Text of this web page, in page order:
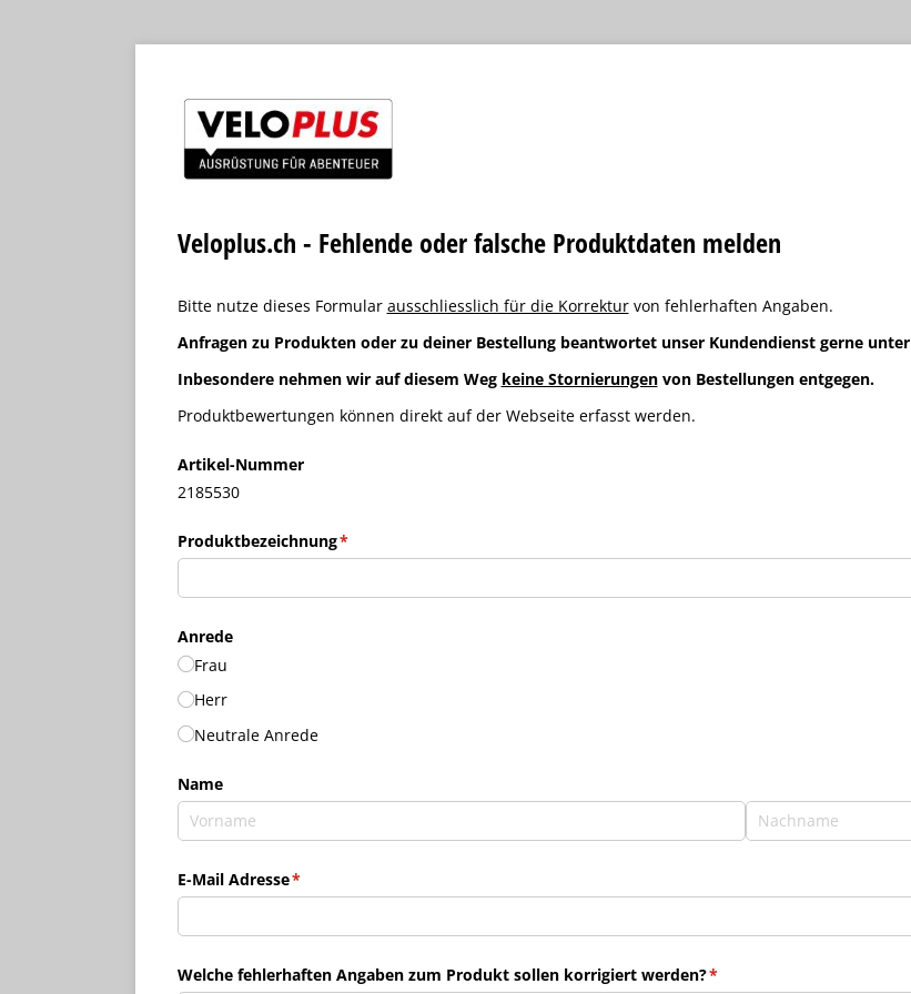
Veloplus.ch - Fehlende oder falsche Produktdaten melden
Bitte nutze dieses Formular ausschliesslich für die Korrekturvon fehlerhaften Angaben.
Anfragen zu Produkten oder zu deiner Bestellung beantwortet unser Kundendienst gerne unter
Inbesondere nehmen wir auf diesem Weg keine Stornierungenvon Bestellungen entgegen.
Produktbewertungen können direkt auf der Webseite erfasst werden.
Artikel-Nummer
2185530
Produktbezeichnung*
(erforderlich)
Anrede
Frau
Herr
Neutrale Anrede
Name
E-Mail Adresse*
(erforderlich)
Welche fehlerhaften Angaben zum Produkt sollen korrigiert werden?*
(erforderlich)